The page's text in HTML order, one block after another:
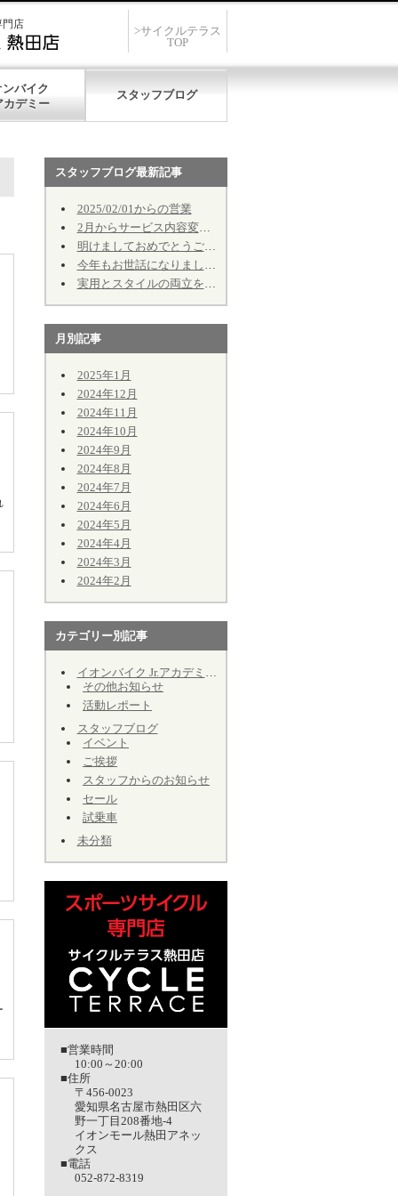
門店
>サイクルテラス
TOP
バイク スタッフブログ
スタッフブログ最新記事
2025/02/01からの営業
2月からサービス内容変更のお知らせ
明けましておめでとうございます
今年もお世話になりました。
実用とスタイルの両立を！① カゴのお話し
月別記事
2025年1月
2024年12月
2024年11月
2024年10月
2024年9月
2024年8月
2024年7月
2024年6月
2024年5月
2024年4月
2024年3月
2024年2月
カテゴリー別記事
イオンバイク Jr.アカデミーのお知らせ
その他お知らせ
活動レポート
スタッフブログ
イベント
ご挨拶
スタッフからのお知らせ
セール
試乗車
未分類
■営業時間
10:00～20:00
■住所
〒456-0023
愛知県名古屋市熱田区六
野一丁目208番地-4
イオンモール熱田アネッ
クス
■電話
052-872-8319